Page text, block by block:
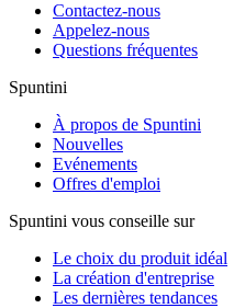
Contactez-nous
Appelez-nous
Questions fréquentes
Spuntini
À propos de Spuntini
Nouvelles
Evénements
Offres d'emploi
Spuntini vous conseille sur
Le choix du produit idéal
La création d'entreprise
Les dernières tendances